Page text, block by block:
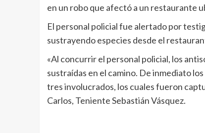
en un robo que afectó a un restaurante
El personal policial fue alertado por
sustrayendo especies desde el
«Al concurrir el personal policial, los
sustraídas en el camino. De inmediato
tres involucrados, los cuales fueron
Carlos, Teniente Sebastián Vásquez.